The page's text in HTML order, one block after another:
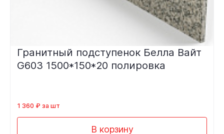
Гранитный подступенок Белла Вайт
G603 1500*150*20 полировка
1 360 ₽ за шт
В корзину